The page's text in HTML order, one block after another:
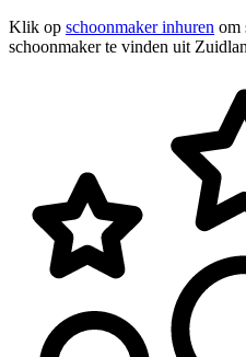
Klik op schoonmaker inhuren om
schoonmaker te vinden uit